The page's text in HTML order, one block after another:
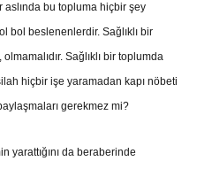
aslında bu topluma hiçbir şey
bol beslenenlerdir. Sağlıklı bir
Sağlıklı bir toplumda
hiçbir işe yaramadan kapı nöbeti
gerekmez mi?
yarattığını da beraberinde